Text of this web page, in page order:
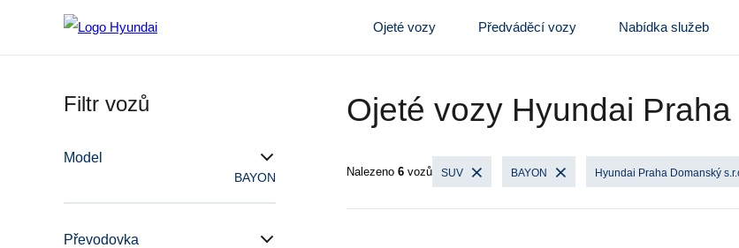
Ojeté vozy Předváděcí vozy Nabídka služeb
Filtr vozů
Model
BAYON
Převodovka
Ojeté vozy Hyundai
Nalezeno 6 vozů SUV BAYON Hyundai Praha Domanský